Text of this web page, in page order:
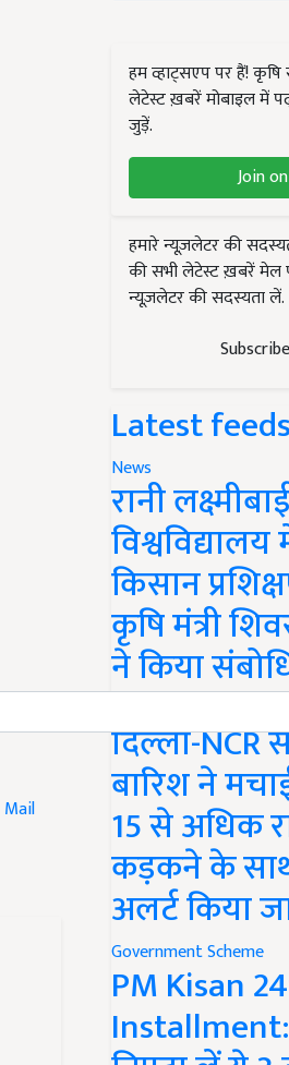
Mail
हम व्हाट्सएप पर हैं!
लेटेस्ट ख़बरें मोबाइल में
जुड़ें.
Join
हमारे न्यूज़लेटर की
की सभी लेटेस्ट ख़बरें मेल
न्यूज़लेटर की सदस्यता लें.
Latest feeds
News
रानी
किसान
कृषि मंत्री
ने किया
दिल्ली-NCR
बारिश ने
15 से अधिक
कड़कने के
अलर्ट किया
Government Scheme
PM Kisan